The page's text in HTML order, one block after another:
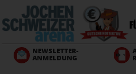
Inhalt
NEWSLETTER-
ANMELDUNG